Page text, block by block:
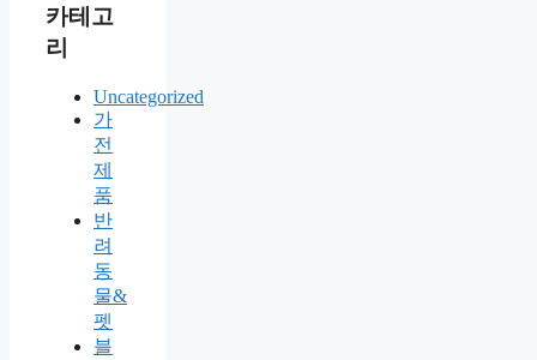
카테고
리
Uncategorized
가
전
제
품
반
려
동
물&
펫
블